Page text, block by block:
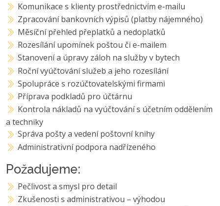
Komunikace s klienty prostřednictvím e-mailu
Zpracování bankovních výpisů (platby nájemného)
Měsíční přehled přeplatků a nedoplatků
Rozesílání upomínek poštou či e-mailem
Stanovení a úpravy záloh na služby v bytech
Roční vyúčtování služeb a jeho rozesílání
Spolupráce s rozúčtovatelskými firmami
Příprava podkladů pro účtárnu
Kontrola nákladů na vyúčtování s účetním oddělením
a techniky
Správa pošty a vedení poštovní knihy
Administrativní podpora nadřízeného
Požadujeme:
Pečlivost a smysl pro detail
Zkušenosti s administrativou – výhodou